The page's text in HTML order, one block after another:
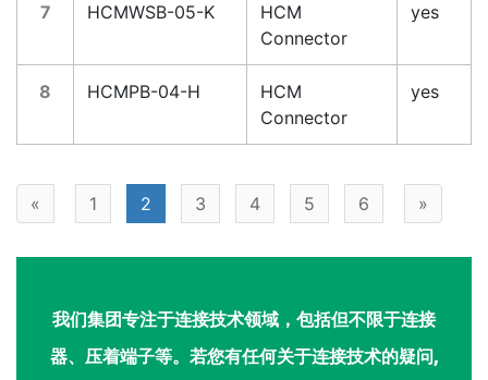
7 HCMWSB-05-K
HCM
Connector
yes
8 HCMPB-04-H
HCM
Connector
yes
« 1 2 3 4 5 6 »
我们集团专注于连接技术领域，包括但不限于连接
器、压着端子等。若您有任何关于连接技术的疑问,